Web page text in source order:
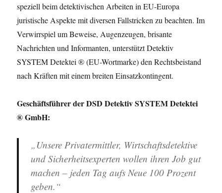
speziell beim detektivischen Arbeiten in EU-Europa
juristische Aspekte mit diversen Fallstricken zu beachten. Im
Verwirrspiel um Beweise, Augenzeugen, brisante
Nachrichten und Informanten, unterstützt Detektiv
SYSTEM Detektei ® (EU-Wortmarke) den Rechtsbeistand
nach Kräften mit einem breiten Einsatzkontingent.
Geschäftsführer der DSD Detektiv SYSTEM Detektei
® GmbH:
„Unsere Privatermittler, Wirtschaftsdetektive
und Sicherheitsexperten wollen ihren Job gut
machen – jeden Tag aufs Neue 100 Prozent
geben.“